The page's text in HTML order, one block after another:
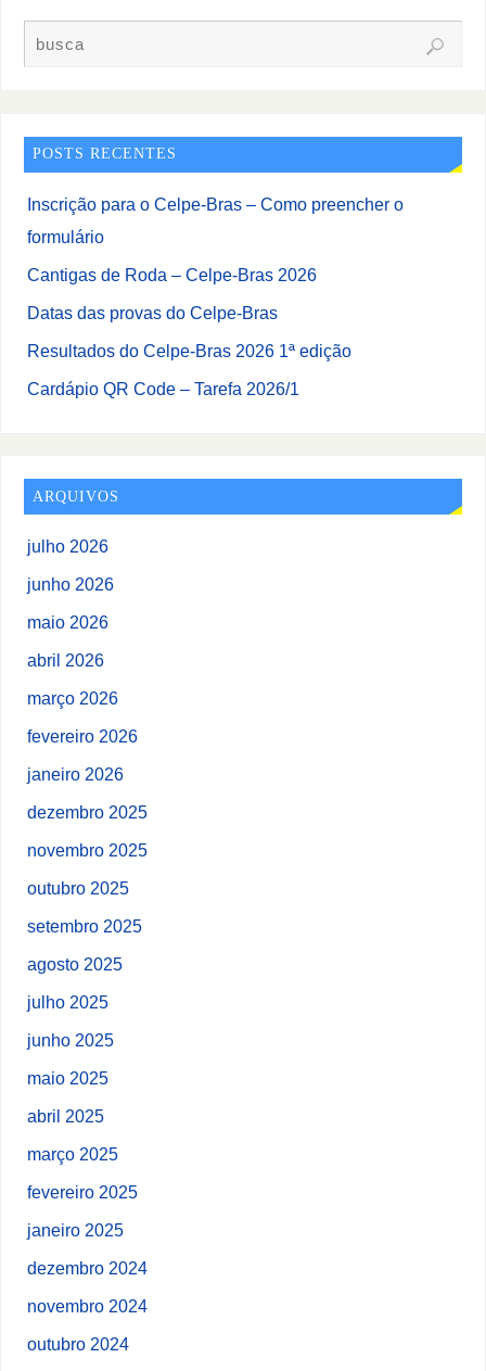
POSTS RECENTES
Inscrição para o Celpe-Bras – Como preencher o
formulário
Cantigas de Roda – Celpe-Bras 2026
Datas das provas do Celpe-Bras
Resultados do Celpe-Bras 2026 1ª edição
Cardápio QR Code – Tarefa 2026/1
ARQUIVOS
julho 2026
junho 2026
maio 2026
abril 2026
março 2026
fevereiro 2026
janeiro 2026
dezembro 2025
novembro 2025
outubro 2025
setembro 2025
agosto 2025
julho 2025
junho 2025
maio 2025
abril 2025
março 2025
fevereiro 2025
janeiro 2025
dezembro 2024
novembro 2024
outubro 2024